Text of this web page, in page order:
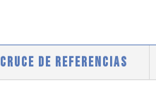
CRUCE DE REFERENCIAS